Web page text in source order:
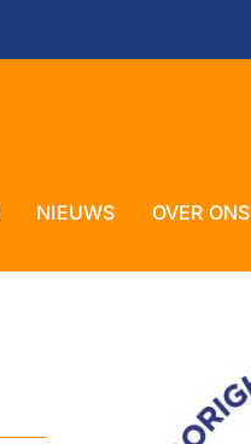
NIEUWS OVER ONS